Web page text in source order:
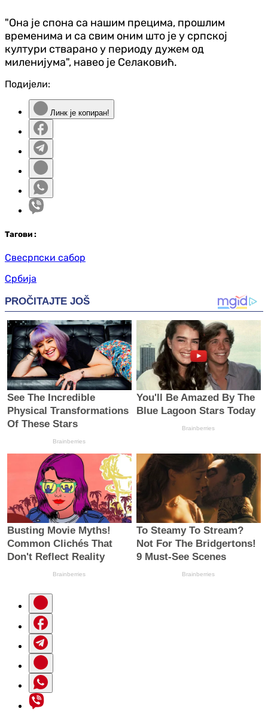
"Она је спона са нашим прецима, прошлим
временима и са свим оним што је у српској
култури стварано у периоду дужем од
миленијума", навео је Селаковић.
Подијели:
Линк је копиран!
Тагови :
Свесрпски сабор
Србија